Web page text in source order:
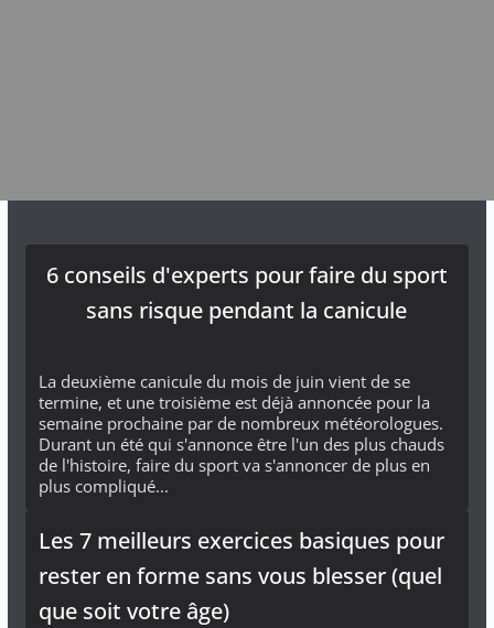
6 conseils d'experts pour faire du sport
sans risque pendant la canicule
La deuxième canicule du mois de juin vient de se
termine, et une troisième est déjà annoncée pour la
semaine prochaine par de nombreux météorologues.
Durant un été qui s'annonce être l'un des plus chauds
de l'histoire, faire du sport va s'annoncer de plus en
plus compliqué...
Les 7 meilleurs exercices basiques pour
rester en forme sans vous blesser (quel
que soit votre âge)